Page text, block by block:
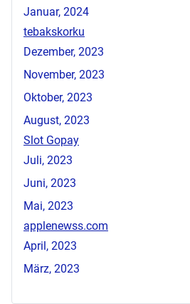
Januar, 2024
tebakskorku
Dezember, 2023
November, 2023
Oktober, 2023
August, 2023
Slot Gopay
Juli, 2023
Juni, 2023
Mai, 2023
applenewss.com
April, 2023
März, 2023